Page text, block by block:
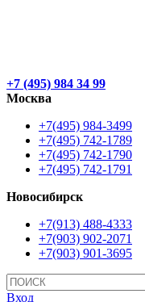
+7 (495) 984 34 99
Москва
+7(495) 984-3499
+7(495) 742-1789
+7(495) 742-1790
+7(495) 742-1791
Новосибирск
+7(913) 488-4333
+7(903) 902-2071
+7(903) 901-3695
Вход